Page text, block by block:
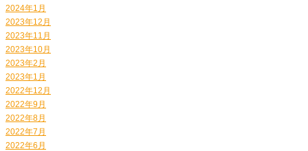
2024年1月
2023年12月
2023年11月
2023年10月
2023年2月
2023年1月
2022年12月
2022年9月
2022年8月
2022年7月
2022年6月